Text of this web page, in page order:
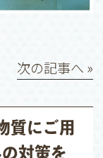
次の記事へ »
質にご用
対策を